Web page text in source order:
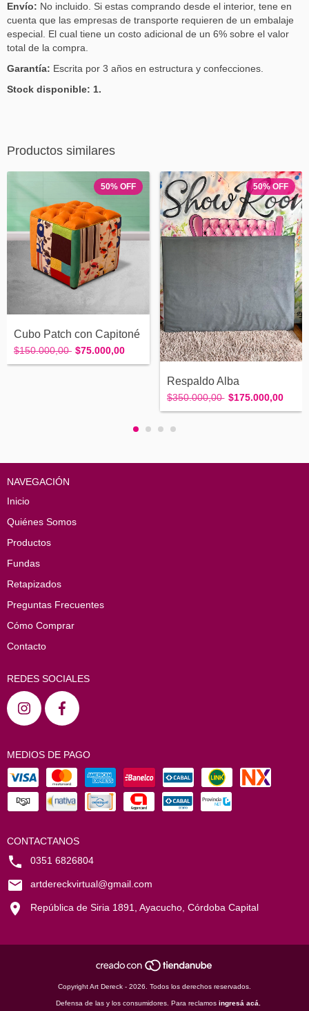
Envío: No incluido. Si estas comprando desde el interior, tene en
cuenta que las empresas de transporte requieren de un embalaje
especial. El cual tiene un costo adicional de un 6% sobre el valor
total de la compra.
Garantía: Escrita por 3 años en estructura y confecciones.
Stock disponible: 1.
Productos similares
50% OFF
Cubo Patch con Capitoné
$150.000,00 $75.000,00
50%OFF
Respaldo Alba
$350.000,00 $175.000,00
NAVEGACIÓN
Inicio
Quiénes Somos
Productos
Fundas
Retapizados
Preguntas Frecuentes
Cómo Comprar
Contacto
REDES SOCIALES
MEDIOS DE PAGO
CONTACTANOS
0351 6826804
artdereckvirtual@gmail.com
República de Siria 1891, Ayacucho, Córdoba Capital
Copyright Art Dereck - 2026. Todos los derechos reservados.
Defensa de las y los consumidores. Para reclamos ingresá acá.